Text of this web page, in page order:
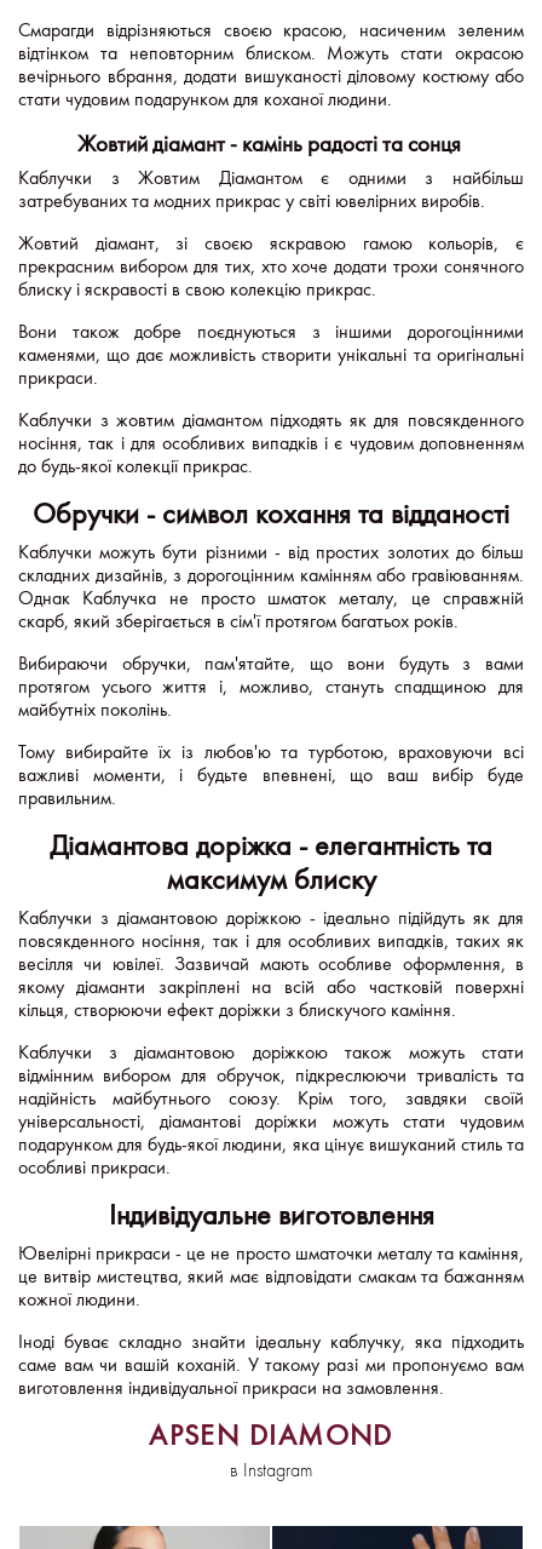
Смарагди відрізняються своєю красою, насиченим зеленим
відтінком та неповторним блиском. Можуть стати окрасою
вечірнього вбрання, додати вишуканості діловому костюму або
стати чудовим подарунком для коханої людини.
Жовтий діамант - камінь радості та сонця
Каблучки з Жовтим Діамантом є одними з найбільш
затребуваних та модних прикрас у світі ювелірних виробів.
Жовтий діамант, зі своєю яскравою гамою кольорів, є
прекрасним вибором для тих, хто хоче додати трохи сонячного
блиску і яскравості в свою колекцію прикрас.
Вони також добре поєднуються з іншими дорогоцінними
каменями, що дає можливість створити унікальні та оригінальні
прикраси.
Каблучки з жовтим діамантом підходять як для повсякденного
носіння, так і для особливих випадків і є чудовим доповненням
до будь-якої колекції прикрас.
Обручки - символ кохання та відданості
Каблучки можуть бути різними - від простих золотих до більш
складних дизайнів, з дорогоцінним камінням або гравіюванням.
Однак Каблучка не просто шматок металу, це справжній
скарб, який зберігається в сім'ї протягом багатьох років.
Вибираючи обручки, пам'ятайте, що вони будуть з вами
протягом усього життя і, можливо, стануть спадщиною для
майбутніх поколінь.
Тому вибирайте їх із любов'ю та турботою, враховуючи всі
важливі моменти, і будьте впевнені, що ваш вибір буде
правильним.
Діамантова доріжка - елегантність та
максимум блиску
Каблучки з діамантовою доріжкою - ідеально підійдуть як для
повсякденного носіння, так і для особливих випадків, таких як
весілля чи ювілеї. Зазвичай мають особливе оформлення, в
якому діаманти закріплені на всій або частковій поверхні
кільця, створюючи ефект доріжки з блискучого каміння.
Каблучки з діамантовою доріжкою також можуть стати
відмінним вибором для обручок, підкреслюючи тривалість та
надійність майбутнього союзу. Крім того, завдяки своїй
універсальності, діамантові доріжки можуть стати чудовим
подарунком для будь-якої людини, яка цінує вишуканий стиль та
особливі прикраси.
Індивідуальне виготовлення
Ювелірні прикраси - це не просто шматочки металу та каміння,
це витвір мистецтва, який має відповідати смакам та бажанням
кожної людини.
Іноді буває складно знайти ідеальну каблучку, яка підходить
саме вам чи вашій коханій. У такому разі ми пропонуємо вам
виготовлення індивідуальної прикраси на замовлення.
APSEN DIAMOND
в Instagram